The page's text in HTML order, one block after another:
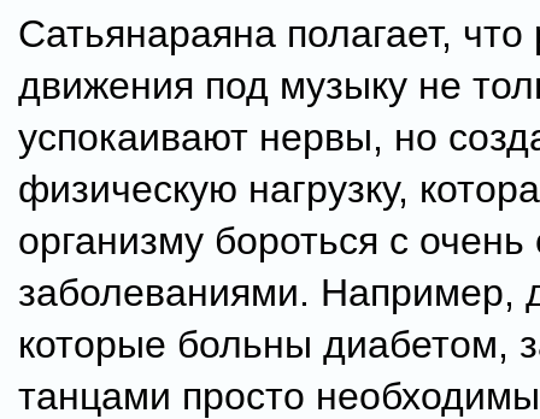
Сатьянараяна полагает,
движения под музыку не
успокаивают нервы, но
физическую нагрузку,
организму бороться с
заболеваниями. Например,
которые больны диабетом,
танцами просто